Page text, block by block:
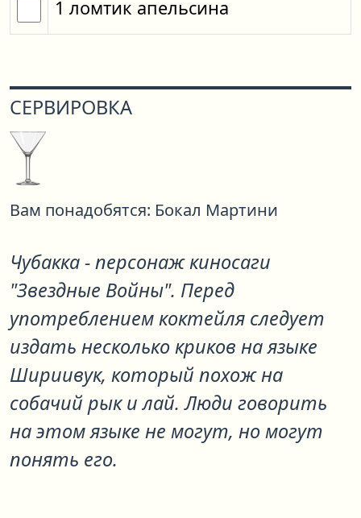
1 ломтик апельсина
СЕРВИРОВКА
Вам понадобятся: Бокал Мартини
Чубакка - персонаж киносаги
"Звездные Войны". Перед
употреблением коктейля следует
издать несколько криков на языке
Шириивук, который похож на
собачий рык и лай. Люди говорить
на этом языке не могут, но могут
понять его.